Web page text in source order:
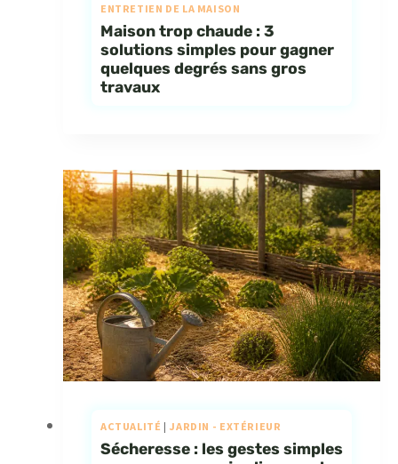
ENTRETIEN DE LA MAISON
Maison trop chaude : 3
solutions simples pour gagner
quelques degrés sans gros
travaux
ACTUALITÉ | JARDIN - EXTÉRIEUR
Sécheresse : les gestes simples